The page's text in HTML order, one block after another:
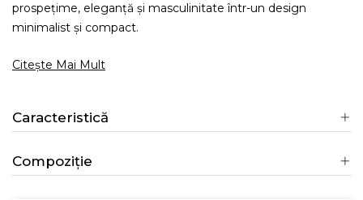
prospețime, eleganță și masculinitate într-un design
minimalist și compact.
Citește Mai Mult
Caracteristică
Compoziție